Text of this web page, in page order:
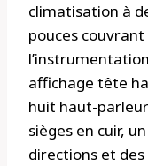
climatisation à
pouces
affichage tête
huit haut-
sièges en cuir,
directions et